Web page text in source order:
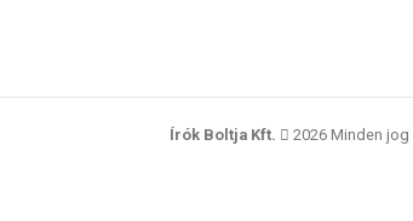
Írók Boltja Kft. 2026 Minden